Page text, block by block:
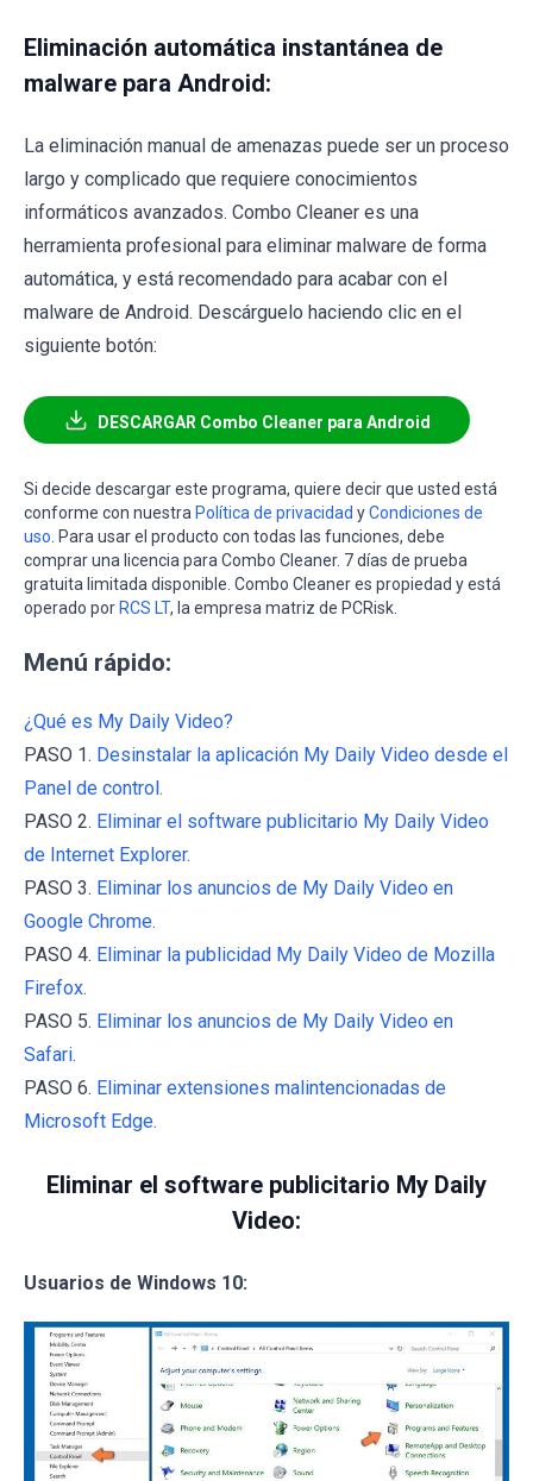
Eliminación automática instantánea de
malware para Android:
La eliminación manual de amenazas puede ser un proceso
largo y complicado que requiere conocimientos
informáticos avanzados. Combo Cleaner es una
herramienta profesional para eliminar malware de forma
automática, y está recomendado para acabar con el
malware de Android. Descárguelo haciendo clic en el
siguiente botón:
DESCARGAR Combo Cleaner para Android
Si decide descargar este programa, quiere decir que usted está
conforme con nuestra Política de privacidad yCondiciones de
uso . Para usar el producto con todas las funciones, debe
comprar una licencia para Combo Cleaner. 7 días de prueba
gratuita limitada disponible. Combo Cleaner es propiedad y está
operado por RCS LT, la empresa matriz de PCRisk.
Menú rápido:
¿Qué es My Daily Video?
PASO 1. Desinstalar la aplicación My Daily Video desde el
Panel de control.
PASO 2. Eliminar el software publicitario My Daily Video
de Internet Explorer.
PASO 3. Eliminar los anuncios de My Daily Video en
Google Chrome.
PASO 4. Eliminar la publicidad My Daily Video de Mozilla
Firefox.
PASO 5. Eliminar los anuncios de My Daily Video en
Safari.
PASO 6. Eliminar extensiones malintencionadas de
Microsoft Edge.
Eliminar el software publicitario My Daily
Video:
Usuarios de Windows 10: